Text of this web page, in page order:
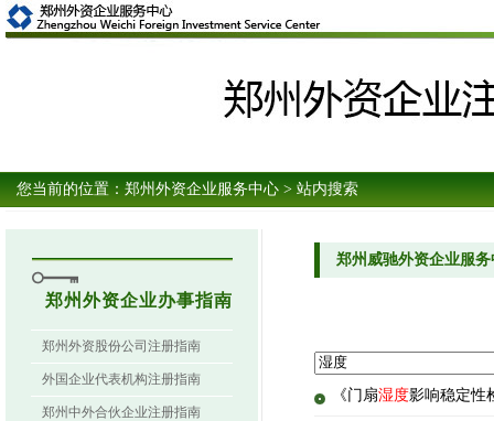
您当前的位置： 郑州外资企业服务中心 > 站内搜索
郑州外资企业办事指南
郑州外资股份公司注册指南
外国企业代表机构注册指南
郑州中外合伙企业注册指南
郑州威驰外资企业服
《门扇湿度影响稳定性